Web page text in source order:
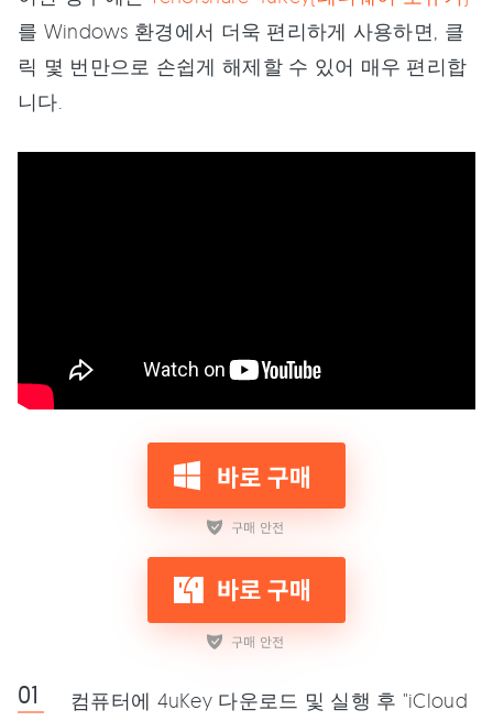
를 Windows 환경에서 더욱 편리하게 사용하면, 클
릭 몇 번만으로 손쉽게 해제할 수 있어 매우 편리합
니다.
컴퓨터에 4uKey 다운로드 및 실행 후 "iCloud